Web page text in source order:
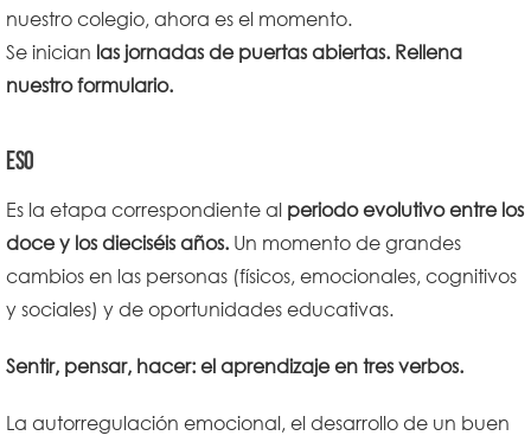
nuestro colegio, ahora es el momento.
Se inician las jornadas de puertas abiertas. Rellena
nuestro formulario.
ESO
Es la etapa correspondiente al periodo evolutivo entre los
doce y los dieciséis años. Un momento de grandes
cambios en las personas (físicos, emocionales, cognitivos
y sociales) y de oportunidades educativas.
Sentir, pensar, hacer: el aprendizaje en tres verbos.
La autorregulación emocional, el desarrollo de un buen